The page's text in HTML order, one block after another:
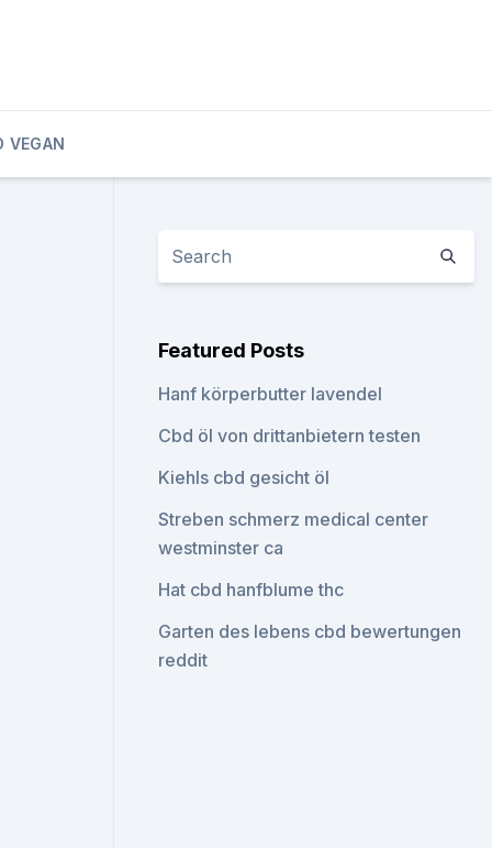
VEGAN
Featured Posts
Hanf körperbutter lavendel
Cbd öl von drittanbietern testen
Kiehls cbd gesicht öl
Streben schmerz medical center
westminster ca
Hat cbd hanfblume thc
Garten des lebens cbd bewertungen
reddit